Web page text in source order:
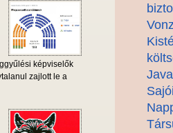
képviselők
zajlott le a